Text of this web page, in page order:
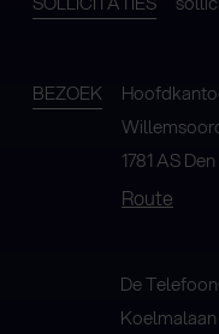
BEZOEK
1781 AS
Route
De